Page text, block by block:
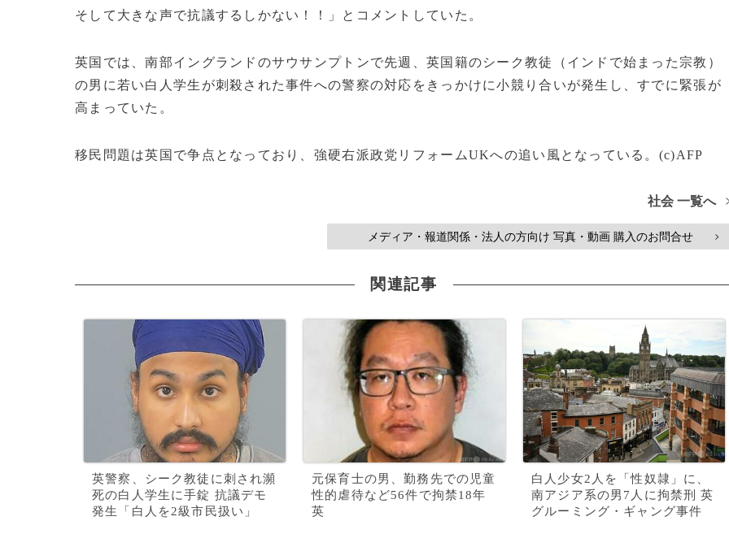
そして大きな声で抗議するしかない！！」とコメントしていた。
英国では、南部イングランドのサウサンプトンで先週、英国籍のシーク教徒（インドで始まった宗教）
の男に若い白人学生が刺殺された事件への警察の対応をきっかけに小競り合いが発生し、すでに緊張が
高まっていた。
移民問題は英国で争点となっており、強硬右派政党リフォームUKへの追い風となっている。(c)AFP
社会 一覧へ
メディア・報道関係・法人の方向け 写真・動画 購入のお問合せ >
関連記事
英警察、シーク教徒に刺され瀕
死の白人学生に手錠 抗議デモ
発生「白人を2級市民扱い」
元保育士の男、勤務先での児童
性的虐待など56件で拘禁18年
英
白人少女2人を「性奴隷」に、
南アジア系の男7人に拘禁刑 英
グルーミング・ギャング事件